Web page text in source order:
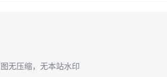
无压缩，无本站水印